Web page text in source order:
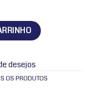
quantidade
desejos
OS PRODUTOS